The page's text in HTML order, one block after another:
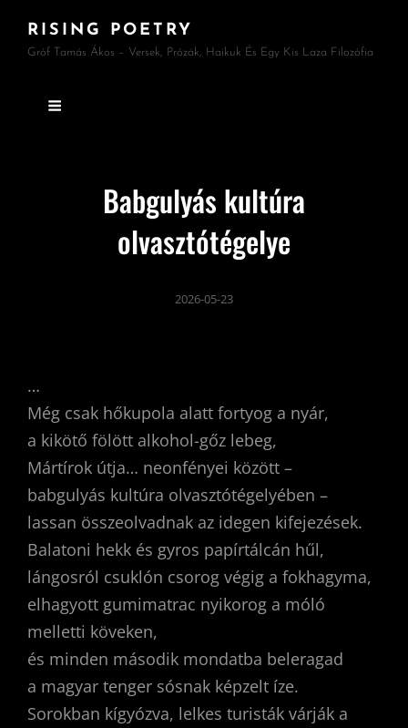
RISING POETRY
Gróf Tamás Ákos – Versek, Prózák, Haikuk És Egy Kis Laza Filozófia
Babgulyás kultúra
olvasztótégelye
2026-05-23
…
Még csak hőkupola alatt fortyog a nyár,
a kikötő fölött alkohol-gőz lebeg,
Mártírok útja… neonfényei között –
babgulyás kultúra olvasztótégelyében –
lassan összeolvadnak az idegen kifejezések.
Balatoni hekk és gyros papírtálcán hűl,
lángosról csuklón csorog végig a fokhagyma,
elhagyott gumimatrac nyikorog a móló
melletti köveken,
és minden második mondatba beleragad
a magyar tenger sósnak képzelt íze.
Sorokban kígyózva, lelkes turisták várják a